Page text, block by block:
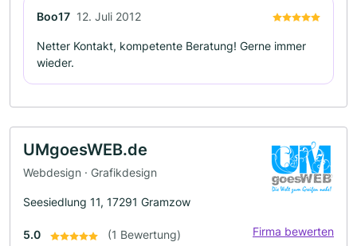
Boo17 12. Juli 2012
Netter Kontakt, kompetente Beratung! Gerne immer
wieder.
UMgoesWEB.de
Webdesign · Grafikdesign
Seesiedlung 11, 17291 Gramzow
5.0 (1 Bewertung) Firma bewerten